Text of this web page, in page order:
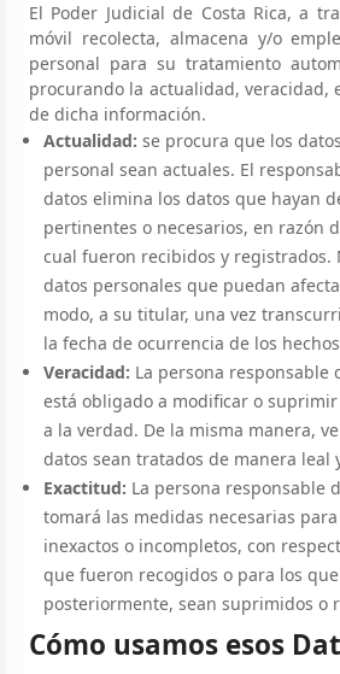
El Poder Judicial de Costa Rica, a
móvil recolecta, almacena y/o
personal para su tratamiento
procurando la actualidad, veracidad,
de dicha información.
Actualidad: se procura que los
personal sean actuales. El
datos elimina los datos que hayan
pertinentes o necesarios, en razón
cual fueron recibidos y registrados.
datos personales que puedan
modo, a su titular, una vez
la fecha de ocurrencia de los
Veracidad: La persona responsable
está obligado a modificar o
a la verdad. De la misma manera,
datos sean tratados de manera leal
Exactitud: La persona responsable
tomará las medidas necesarias
inexactos o incompletos, con
que fueron recogidos o para los
posteriormente, sean suprimidos o
Cómo usamos esos